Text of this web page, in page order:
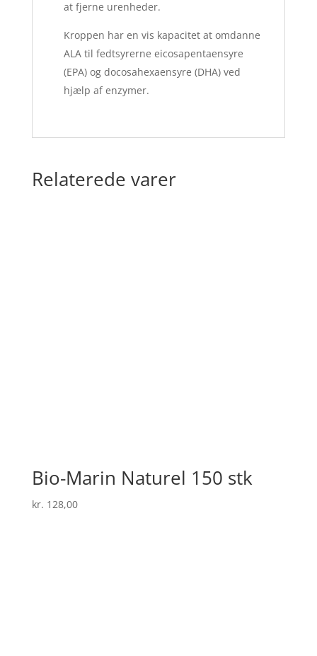
at fjerne urenheder.
Kroppen har en vis kapacitet at omdanne
ALA til fedtsyrerne eicosapentaensyre
(EPA) og docosahexaensyre (DHA) ved
hjælp af enzymer.
Relaterede varer
Bio-Marin Naturel 150 stk
kr. 128,00